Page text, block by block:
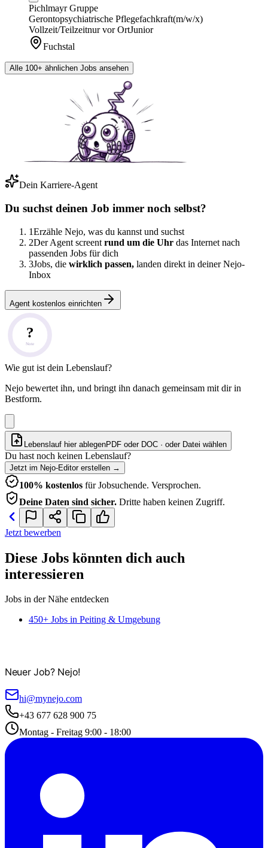
Pichlmayr Gruppe
Gerontopsychiatrische Pflegefachkraft(m/w/x)
Vollzeit/Teilzeitnur vor OrtJunior
Fuchstal
Alle 100+ ähnlichen Jobs ansehen
Dein Karriere-Agent
Du suchst deinen Job immer noch selbst?
1Erzähle Nejo, was du kannst und suchst
2Der Agent screent rund um die Uhr das Internet nach
passenden Jobs für dich
3Jobs, die wirklich passen, landen direkt in deiner Nejo-
Inbox
Agent kostenlos einrichten
?
Note
Wie gut ist dein Lebenslauf?
Nejo bewertet ihn, und bringt ihn danach gemeinsam mit dir in
Bestform.
Lebenslauf hier ablegenPDF oder DOC · oder Datei wählen
Du hast noch keinen Lebenslauf?
Jetzt im Nejo-Editor erstellen →
100% kostenlos für Jobsuchende. Versprochen.
Deine Daten sind sicher. Dritte haben keinen Zugriff.
Jetzt bewerben
Diese Jobs könnten dich auch
interessieren
Jobs in der Nähe entdecken
450+ Jobs in Peiting & Umgebung
Neuer Job? Nejo!
hi@mynejo.com
+43 677 628 900 75
Montag - Freitag 9:00 - 18:00